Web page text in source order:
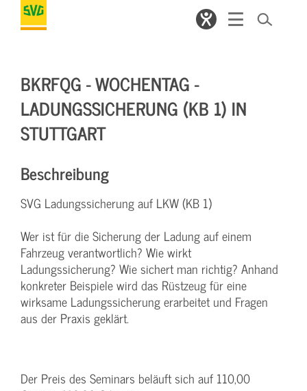
BKRFQG - WOCHENTAG -
LADUNGSSICHERUNG (KB 1) IN
STUTTGART
Beschreibung
SVG Ladungssicherung auf LKW (KB 1)
Wer ist für die Sicherung der Ladung auf einem
Fahrzeug verantwortlich? Wie wirkt
Ladungssicherung? Wie sichert man richtig? Anhand
konkreter Beispiele wird das Rüstzeug für eine
wirksame Ladungssicherung erarbeitet und Fragen
aus der Praxis geklärt.
Der Preis des Seminars beläuft sich auf 110,00